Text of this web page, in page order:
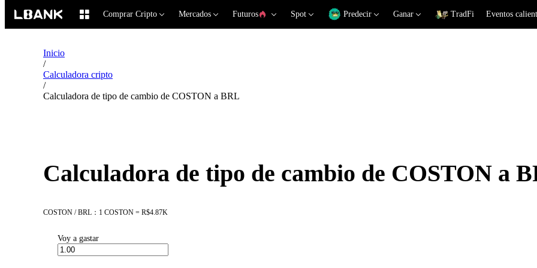
Comprar Cripto Mercados Futuros Spot Predecir Ganar TradFi Eventos
Inicio
/
Calculadora cripto
/
Calculadora de tipo de cambio de COSTON a BRL
Calculadora de tipo de cambio de COSTON a
COSTON / BRL：1 COSTON = R$4.87K
Voy a gastar